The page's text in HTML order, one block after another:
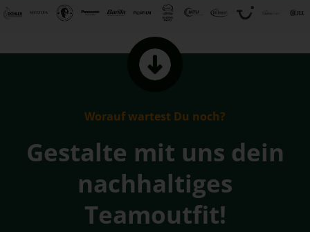
Worauf wartest Du noch?
Gestalte mit uns dein
nachhaltiges
Teamoutfit!